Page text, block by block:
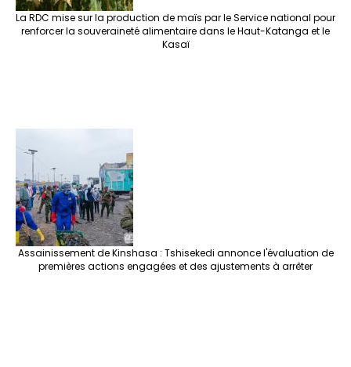
La RDC mise sur la production de maïs par le Service national pour
renforcer la souveraineté alimentaire dans le Haut-Katanga et le
Kasaï
Assainissement de Kinshasa : Tshisekedi annonce l'évaluation de
premières actions engagées et des ajustements à arrêter